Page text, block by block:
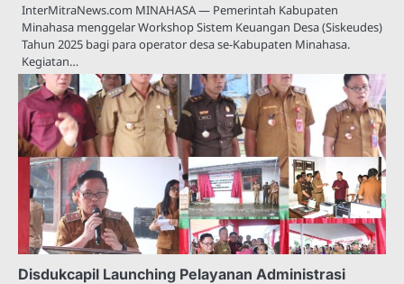
InterMitraNews.com MINAHASA — Pemerintah Kabupaten
Minahasa menggelar Workshop Sistem Keuangan Desa (Siskeudes)
Tahun 2025 bagi para operator desa se-Kabupaten Minahasa.
Kegiatan…
Disdukcapil Launching Pelayanan Administrasi